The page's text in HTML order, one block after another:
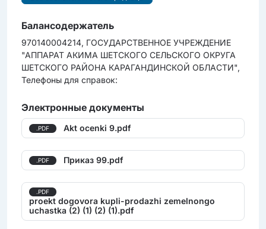
Балансодержатель
970140004214, ГОСУДАРСТВЕННОЕ УЧРЕЖДЕНИЕ
"АППАРАТ АКИМА ШЕТСКОГО СЕЛЬСКОГО ОКРУГА
ШЕТСКОГО РАЙОНА КАРАГАНДИНСКОЙ ОБЛАСТИ",
Телефоны для справок:
Электронные документы
.PDF Akt ocenki 9.pdf
.PDF Приказ 99.pdf
.PDF
proekt dogovora kupli-prodazhi zemelnongo
uchastka (2) (1) (2) (1).pdf